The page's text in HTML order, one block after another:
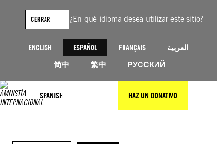
¿En qué idioma desea utilizar este sitio?
ENGLISH ESPAÑOL FRANÇAIS
العربية
简中
繁中 РУССКИЙ
CERRAR
SPANISH HAZ UN DONATIVO
contenido